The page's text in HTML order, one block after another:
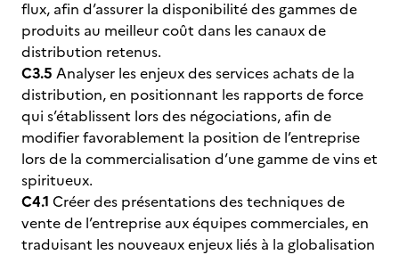
flux, afin d’assurer la disponibilité des gammes de
produits au meilleur coût dans les canaux de
distribution retenus.
C3.5 Analyser les enjeux des services achats de la
distribution, en positionnant les rapports de force
qui s’établissent lors des négociations, afin de
modifier favorablement la position de l’entreprise
lors de la commercialisation d’une gamme de vins et
spiritueux.
C4.1 Créer des présentations des techniques de
vente de l’entreprise aux équipes commerciales, en
traduisant les nouveaux enjeux liés à la globalisation